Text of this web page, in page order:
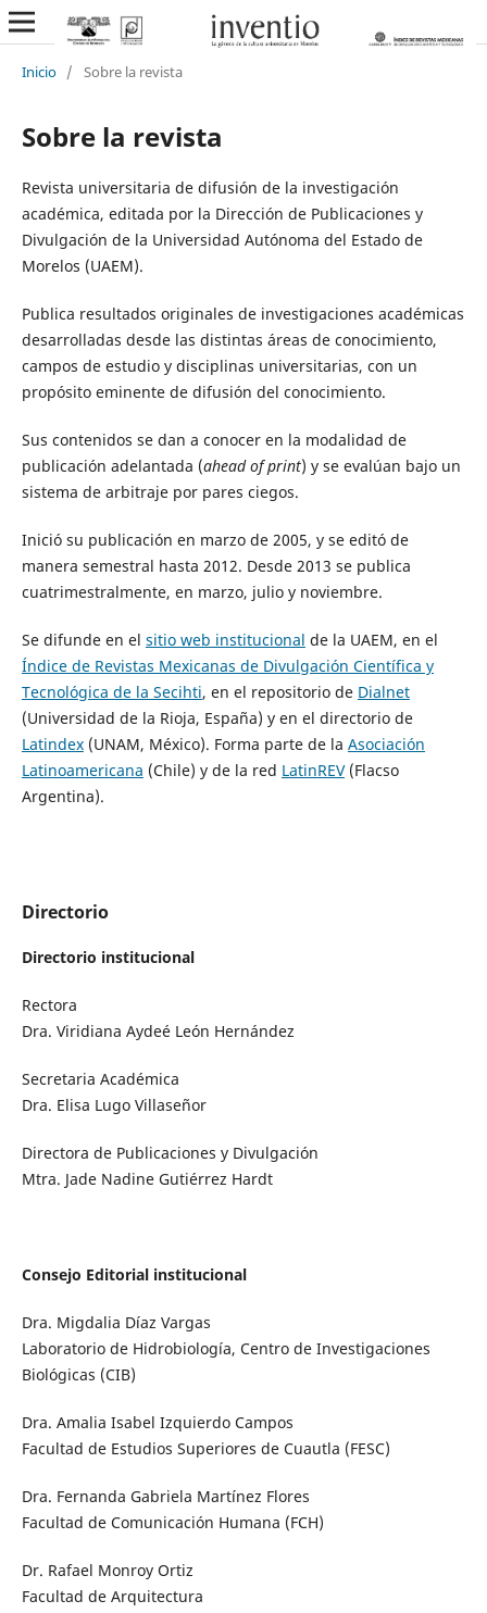
Inicio / Sobre la revista
Sobre la revista
Revista universitaria de difusión de la investigación
académica, editada por la Dirección de Publicaciones y
Divulgación de la Universidad Autónoma del Estado de
Morelos (UAEM).
Publica resultados originales de investigaciones académicas
desarrolladas desde las distintas áreas de conocimiento,
campos de estudio y disciplinas universitarias, con un
propósito eminente de difusión del conocimiento.
Sus contenidos se dan a conocer en la modalidad de
publicación adelantada (ahead of print) y se evalúan bajo un
sistema de arbitraje por pares ciegos.
Inició su publicación en marzo de 2005, y se editó de
manera semestral hasta 2012. Desde 2013 se publica
cuatrimestralmente, en marzo, julio y noviembre.
Se difunde en el sitio web institucional de la UAEM, en el
Índice de Revistas Mexicanas de Divulgación Científica y
Tecnológica de la Secihti, en el repositorio de Dialnet
(Universidad de la Rioja, España) y en el directorio de
Latindex(UNAM, México). Forma parte de la Asociación
Latinoamericana (Chile) y de la red LatinREV(Flacso
Argentina).
Directorio
Directorio institucional
Rectora
Dra. Viridiana Aydeé León Hernández
Secretaria Académica
Dra. Elisa Lugo Villaseñor
Directora de Publicaciones y Divulgación
Mtra. Jade Nadine Gutiérrez Hardt
Consejo Editorial institucional
Dra. Migdalia Díaz Vargas
Laboratorio de Hidrobiología, Centro de Investigaciones
Biológicas (CIB)
Dra. Amalia Isabel Izquierdo Campos
Facultad de Estudios Superiores de Cuautla (FESC)
Dra. Fernanda Gabriela Martínez Flores
Facultad de Comunicación Humana (FCH)
Dr. Rafael Monroy Ortiz
Facultad de Arquitectura